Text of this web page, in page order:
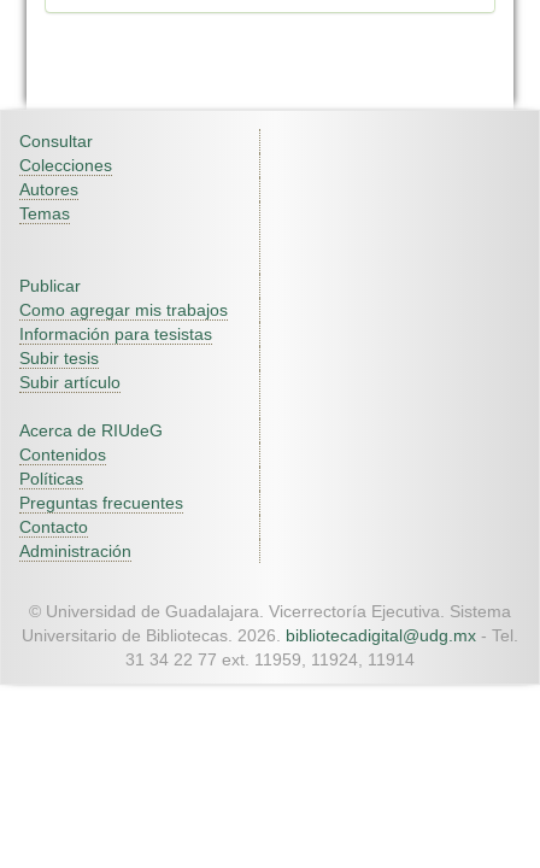
Consultar
Colecciones
Autores
Temas
Publicar
Como agregar mis trabajos
Información para tesistas
Subir tesis
Subir artículo
Acerca de RIUdeG
Contenidos
Políticas
Preguntas frecuentes
Contacto
Administración
© Universidad de Guadalajara. Vicerrectoría Ejecutiva. Sistema
Universitario de Bibliotecas. 2026. bibliotecadigital@udg.mx - Tel.
31 34 22 77 ext. 11959, 11924, 11914